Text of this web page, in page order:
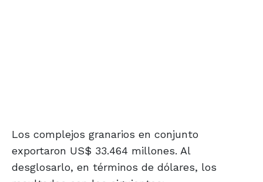
Los complejos granarios en conjunto
exportaron US$ 33.464 millones. Al
desglosarlo, en términos de dólares, los